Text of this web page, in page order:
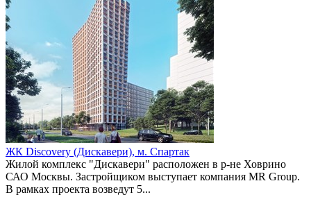
ЖК Discovery (Дискавери), м. Спартак
Жилой комплекс "Дискавери" расположен в р-не Ховрино
САО Москвы. Застройщиком выступает компания MR Group.
В рамках проекта возведут 5...